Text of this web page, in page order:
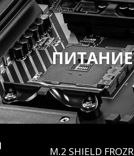
ПИТАНИЕ
M.2 SHIELD FROZR